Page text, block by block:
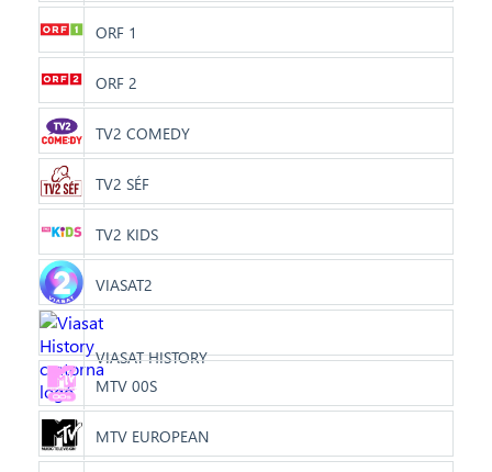
ORF 1
ORF 2
TV2 COMEDY
TV2 SÉF
TV2 KIDS
VIASAT2
VIASAT HISTORY
MTV 00S
MTV EUROPEAN